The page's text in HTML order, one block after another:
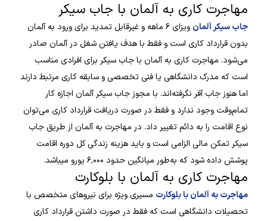
مهاجرت کاری به آلمان با جاب سیکر
جاب سیکر آلمان
ویزای ۶ ماهه و غیرقابل تمدید برای ورود به آلمان
بدون قرارداد کاری است و فقط با هدف یافتن شغل در آلمان صادر
می‌شود. مهاجرت کاری به آلمان با جاب سیکر برای افرادی مناسب
است که مدرک دانشگاهی یا فنی تخصصی و سابقه کاری مرتبط دارند
اما هنوز جاب آفر نگرفته‌اند. با مجوز جاب سیکر آلمان اجازه کار
تمام‌وقت وجود ندارد و فقط در صورت دریافت قرارداد کاری می‌توان
نوع اقامت را به دائم تغییر داد. در مهاجرت به آلمان از طریق جاب
سیکر تمکن مالی الزامی است و باید هزینه زندگی کل دوره اقامت
پوشش داده شود که به‌طور میانگین حدود ۶٬۰۰۰ یورو میباشد.
مهاجرت کاری به آلمان با بلوکارت
مهاجرت به آلمان با بلوکارت مسیری ویژه برای نیروهای متخصص با
تحصیلات دانشگاهی است که فقط در صورت داشتن قرارداد کاری